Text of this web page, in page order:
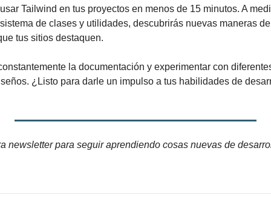
Tailwind en tus proyectos en menos de 15 minutos. A
de clases y utilidades, descubrirás nuevas maneras
tus sitios destaquen.
la documentación y experimentar con
¿Listo para darle un impulso a tus habilidades de
newsletter para seguir aprendiendo cosas nuevas de